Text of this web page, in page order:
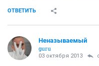
ОТВЕТИТЬ
Неназываемый
guru
03 октября 2013